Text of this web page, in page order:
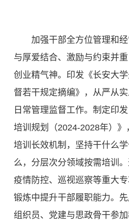
加强干部全方位管理和
与厚爱结合、激励与约束并
创业精气神。印发《长安大
督若干规定摘编》，从严从
日常管理监督工作。制定印
培训规划（2024-2028年）
培训长效机制，坚持干什么
么，分层次分领域按需培训
疫情防控、巡视巡察等重大
锻炼中提升干部履职能力。先
组织员、党建与思政骨干参